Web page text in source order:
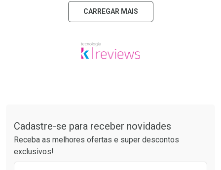
CARREGAR MAIS
Cadastre-se para receber novidades
Receba as melhores ofertas e super descontos
exclusivos!